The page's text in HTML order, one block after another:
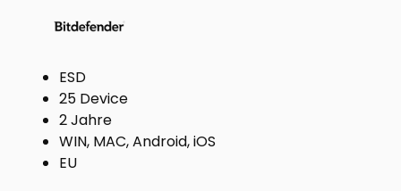
ESD
25 Device
2 Jahre
WIN, MAC, Android, iOS
EU